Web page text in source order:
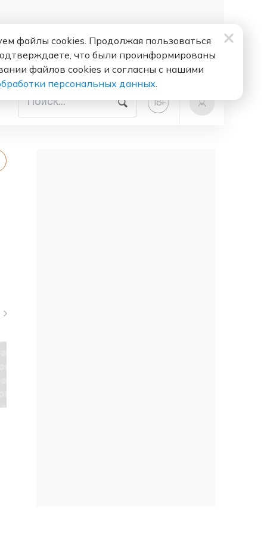
18+
файлы cookies. Продолжая пользоваться
что были проинформированы
файлов cookies и согласны с нашими
персональных данных.